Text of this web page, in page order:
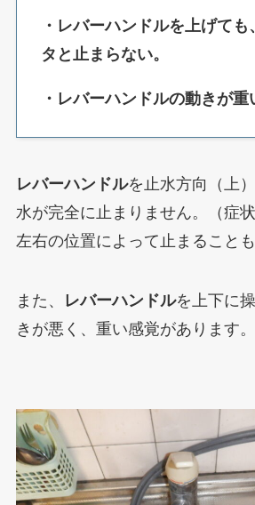
・レバーハンドルを上げて
タと止まらない。
・レバーハンドルの動きが重
レバーハンドルを止水方向（上
水が完全に止まりません。（症
左右の位置によって止まることも
また、 レバーハンドルを上下に
きが悪く、重い感覚があります。